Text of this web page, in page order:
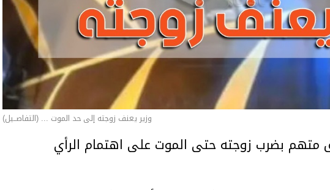
وزير يعنف زوجته إلى حد الموت ... (التفاصــيل)
متهم بضرب زوجته حتى الموت على اهتمام الرأي